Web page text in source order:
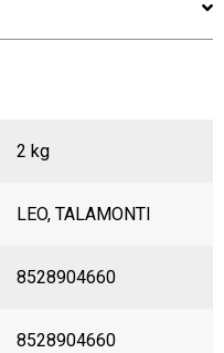
2 kg
LEO, TALAMONTI
8528904660
8528904660